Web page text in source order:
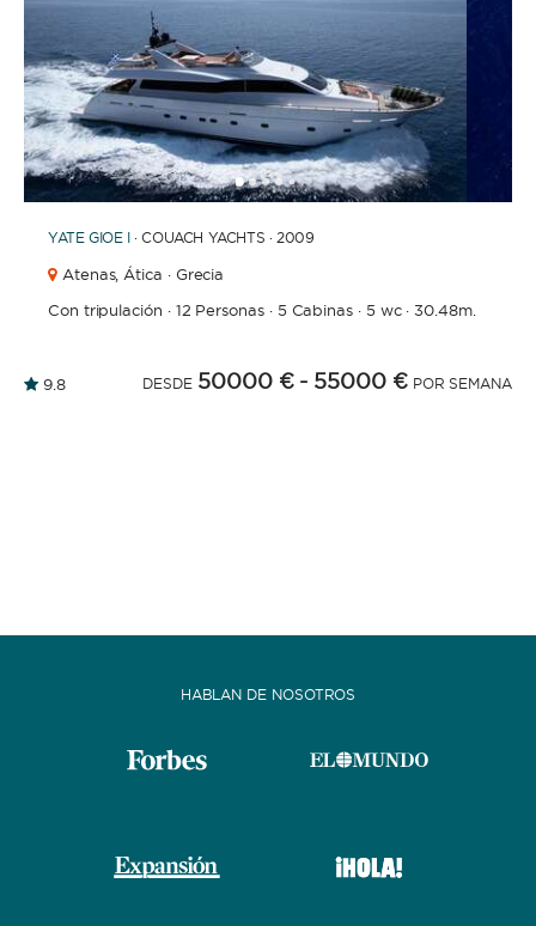
12345 6789101112131415
YATE GIOE I· COUACH YACHTS · 2009
Atenas, Ática · Grecia
Con tripulación · 12 Personas· 5 Cabinas · 5 wc·30.48m.
9.8 DESDE 50000 € - 55000 € POR SEMANA
HABLAN DE NOSOTROS